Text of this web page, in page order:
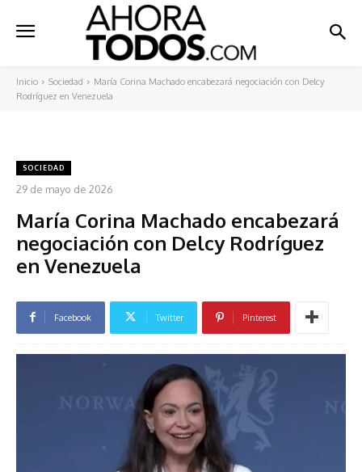
Inicio Sociedad
María Corina Machado encabezará negociación con Delcy
Rodríguez en Venezuela
SOCIEDAD
29 de mayo de 2026
María Corina Machado encabezará
negociación con Delcy Rodríguez
en Venezuela
Facebook Twitter Pinterest